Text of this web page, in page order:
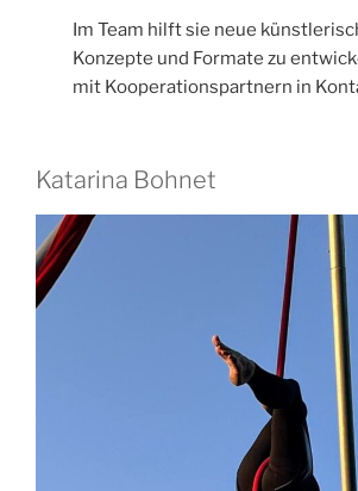
Im Team hilft sie neue
Konzepte und Formate zu
mit Kooperationspartnern in
Katarina Bohnet